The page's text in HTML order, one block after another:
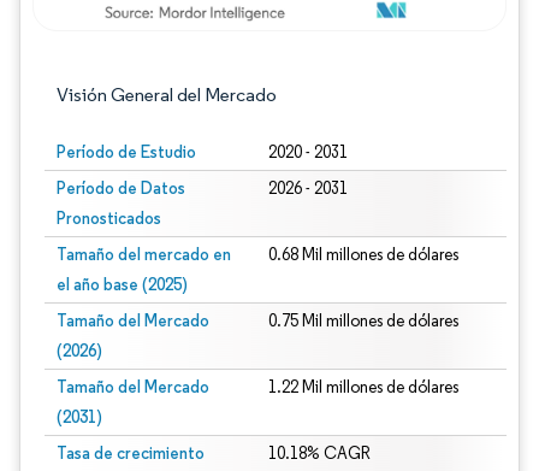
Visión General del Mercado
Período de Estudio 2020 - 2031
Período de Datos
Pronosticados
2026 - 2031
Tamaño del mercado en
el año base (2025)
0.68 Mil millones de dólares
Tamaño del Mercado
(2026)
0.75 Mil millones de dólares
Tamaño del Mercado
(2031)
1.22 Mil millones de dólares
Tasa de crecimiento
10.18% CAGR